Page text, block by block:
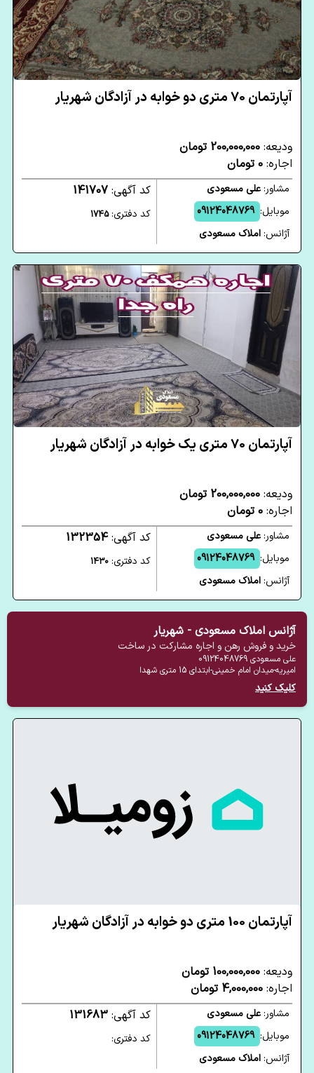
آپارتمان 70 متری دو خوابه در آزادگان شهریار
ودیعه: 200,000,000 تومان
اجاره: 0 تومان
مشاور:علی مسعودی
موبایل: 09124048769
آژانس:املاک مسعودی
کد آگهی: 141707
کد دفتری:1745
آپارتمان 70 متری یک خوابه در آزادگان شهریار
ودیعه: 200,000,000 تومان
اجاره: 0 تومان
مشاور:علی مسعودی
موبایل: 09124048769
آژانس:املاک مسعودی
کد آگهی: 132354
کد دفتری: 1430
آژانس املاک مسعودی - شهریار
خرید و فروش رهن و اجاره مشارکت در ساخت
علی مسعودی 09124048769
امیریه-میدان امام خمینی-ابتدای 15 متری شهدا
کلیک کنید
آپارتمان 100 متری دو خوابه در آزادگان شهریار
ودیعه: 100,000,000 تومان
اجاره: 4,000,000 تومان
مشاور:علی مسعودی
موبایل: 09124048769
آژانس:املاک مسعودی
کد آگهی: 131683
کد دفتری: